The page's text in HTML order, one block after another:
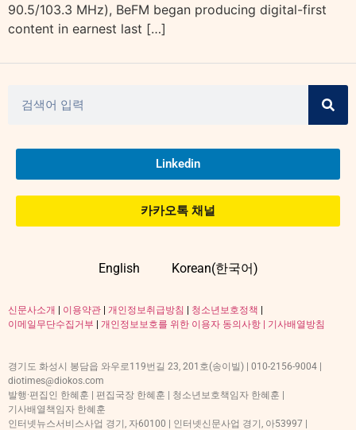
90.5/103.3 MHz), BeFM began producing digital-first
content in earnest last […]
Linkedin
카카오톡 채널
English Korean(한국어)
신문사소개 이용약관 개인정보취급방침 청소년보호정책
이메일무단수집거부
개인정보보호를 위한 이용자 동의사항 | 기사배열방침
경기도 화성시 봉담읍 와우로119번길 23, 201호(송이빌) | 010-2156-9004 |
diotimes@diokos.com
발행·편집인 한혜훈 | 편집국장 한혜훈 | 청소년보호책임자 한혜훈 |
기사배열책임자 한혜훈
인터넷뉴스서비스사업 경기, 자60100 | 인터넷신문사업 경기, 아53997 |